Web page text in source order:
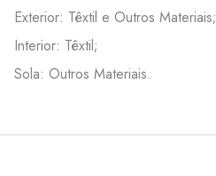
Exterior: Têxtil e Outros Materiais;
Interior: Têxtil;
Sola: Outros Materiais.